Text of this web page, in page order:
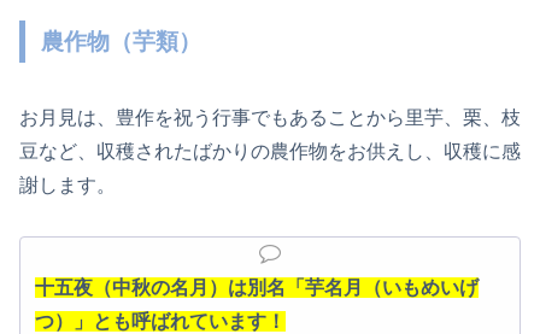
農作物（芋類）
お月見は、豊作を祝う行事でもあることから里芋、栗、枝
豆など、収穫されたばかりの農作物をお供えし、収穫に感
謝します。
十五夜（中秋の名月）は別名「芋名月（いもめいげ
つ）」とも呼ばれています！